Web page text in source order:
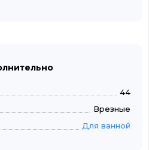
44
Врезные
Для ванной